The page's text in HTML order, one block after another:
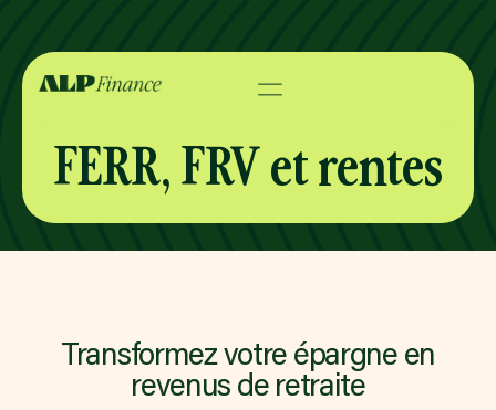
Assurance
ASSURANCE MALADIE GRAVE ET
INVALIDITÉ
Épargne et retraite
RÉGIMES
FERR, FRV ET RENTES
TOUT SUR LES PRÊTS HYPOTHÉCAIRES
HYPOTHÈQUE
Pourquoi choisir ALP
FERR, FRV et rentes
Transformez votre épargne en
revenus de retraite